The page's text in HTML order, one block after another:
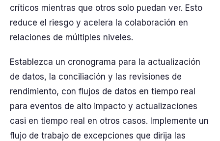
críticos mientras que otros solo puedan ver. Esto
reduce el riesgo y acelera la colaboración en
relaciones de múltiples niveles.
Establezca un cronograma para la actualización
de datos, la conciliación y las revisiones de
rendimiento, con flujos de datos en tiempo real
para eventos de alto impacto y actualizaciones
casi en tiempo real en otros casos. Implemente un
flujo de trabajo de excepciones que dirija las